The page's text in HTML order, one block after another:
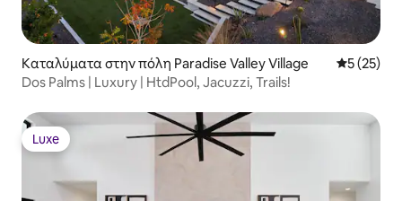
Καταλύματα στην πόλη Paradise Valley Village Μέση
5 (25)
Dos Palms | Luxury | HtdPool, Jacuzzi, Trails!
Luxe
Luxe